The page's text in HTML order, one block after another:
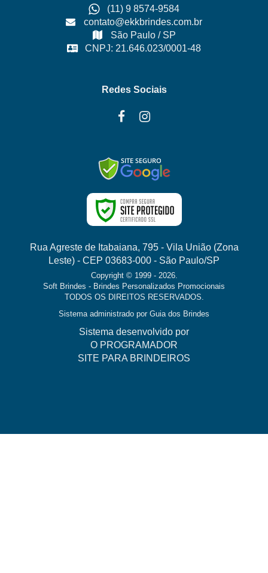
(11) 9 8574-9584
contato@ekkbrindes.com.br
São Paulo / SP
CNPJ: 21.646.023/0001-48
Redes Sociais
Rua Agreste de Itabaiana, 795 - Vila União (Zona
Leste) - CEP 03683-000 - São Paulo/SP
Copyright © 1999 - 2026.
Soft Brindes - Brindes Personalizados Promocionais
TODOS OS DIREITOS RESERVADOS.
Sistema administrado por Guia dos Brindes
Sistema desenvolvido por
O PROGRAMADOR
SITE PARA BRINDEIROS